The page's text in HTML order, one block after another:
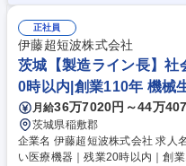
正社員
伊藤超短波株式会社
茨城【製造ライン長】社
0時以内|創業110年 機械
月給36万7020円～44万
茨城県稲敷郡
企業名 伊藤超短波株式会社 求人名 茨城【製造ライン長】社会貢献度の高
い医療機器｜残業20時以内｜創業110年 仕事の内容 医療機